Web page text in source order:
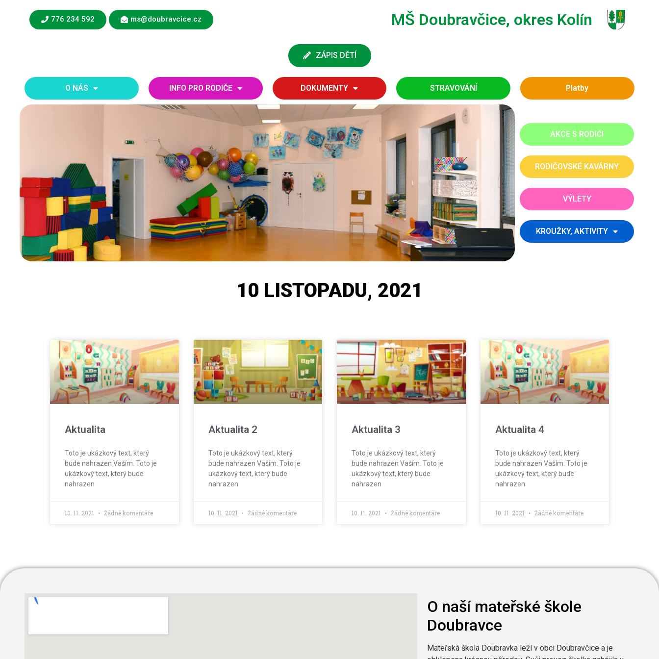
776 234 592 ms@doubravcice.cz MŠ Doubravčice, okres Kolín
ZÁPIS DĚTÍ
O NÁS INFO PRO RODIČE DOKUMENTY STRAVOVÁNÍ Platby
AKCE S RODIČI
RODIČOVSKÉ KAVÁRNY
VÝLETY
KROUŽKY, AKTIVITY
10 LISTOPADU, 2021
Aktualita
Toto je ukázkový text, který
bude nahrazen Vaším. Toto je
ukázkový text, který bude
nahrazen
10. 11. 2021 Žádné komentáře
Aktualita 2
Toto je ukázkový text, který
bude nahrazen Vaším. Toto je
ukázkový text, který bude
nahrazen
10. 11. 2021 Žádné komentáře
Aktualita 3
Toto je ukázkový text, který
bude nahrazen Vaším. Toto je
ukázkový text, který bude
nahrazen
10. 11. 2021 Žádné komentáře
Aktualita 4
Toto je ukázkový text, který
bude nahrazen Vaším. Toto je
ukázkový text, který bude
nahrazen
10. 11. 2021 Žádné komentáře
O naší mateřské škole
Doubravce
Mateřská škola Doubravka leží v obci Doubravčice a je